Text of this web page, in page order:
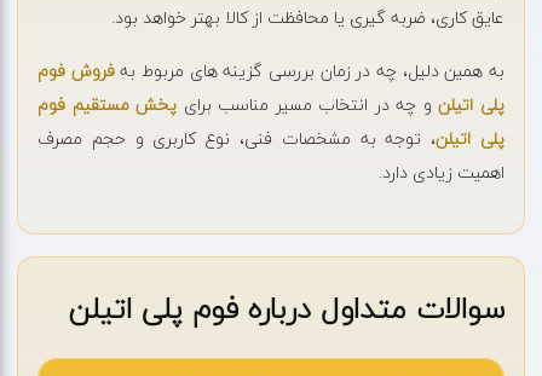
عایق کاری، ضربه گیری یا محافظت از کالا بهتر خواهد بود.
به همین دلیل، چه در زمان بررسی گزینه های مربوط بهفروش فوم
پلی اتیلنو چه در انتخاب مسیر مناسب برای پخش مستقیم فوم
پلی اتیلن، توجه به مشخصات فنی، نوع کاربری و حجم مصرف
اهمیت زیادی دارد.
سوالات متداول درباره فوم پلی اتیلن